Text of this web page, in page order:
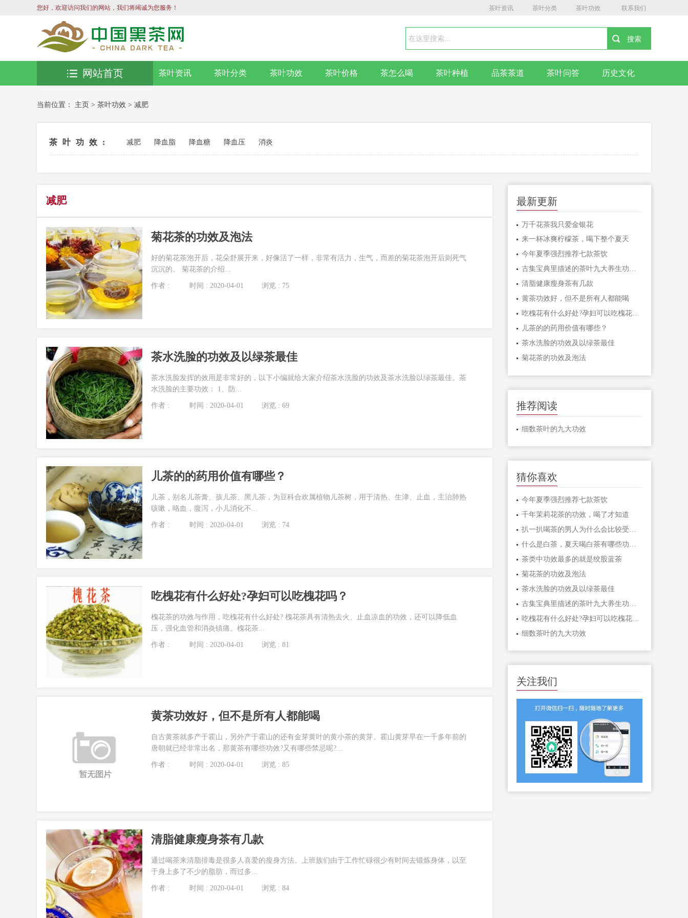
您好，欢迎访问我们的网站，我们将竭诚为您服务！ 茶叶资讯 茶叶分类 茶叶功效 联系我们
茶叶资讯 茶叶分类 茶叶功效 茶叶价格 茶怎么喝 茶叶种植 品茶茶道 茶叶问答 历史文化
网站首页
当前位置： 主页 > 茶叶功效 > 减肥
茶叶功效: 减肥 降血脂 降血糖 降血压 消炎
减肥
菊花茶的功效及泡法
好的菊花茶泡开后，花朵舒展开来，好像活了一样，非常有活力，生气，而差的菊花茶泡开后则死气
沉沉的。 菊花茶的介绍...
作者 : 时间 : 2020-04-01 浏览 : 75
茶水洗脸的功效及以绿茶最佳
茶水洗脸发挥的效用是非常好的，以下小编就给大家介绍茶水洗脸的功效及茶水洗脸以绿茶最佳。茶
水洗脸的主要功效： 1、防...
作者 : 时间 : 2020-04-01 浏览 : 69
儿茶的的药用价值有哪些？
儿茶，别名儿茶膏、孩儿茶、黑儿茶，为豆科合欢属植物儿茶树，用于清热、生津、止血，主治肺热
咳嗽，咯血，腹泻，小儿消化不...
作者 : 时间 : 2020-04-01 浏览 : 74
吃槐花有什么好处?孕妇可以吃槐花吗？
槐花茶的功效与作用，吃槐花有什么好处? 槐花茶具有清热去火、止血凉血的功效，还可以降低血
压，强化血管和消炎镇痛。槐花茶...
作者 : 时间 : 2020-04-01 浏览 : 81
黄茶功效好，但不是所有人都能喝
自古黄茶就多产于霍山，另外产于霍山的还有金芽黄叶的黄小茶的黄芽。霍山黄芽早在一千多年前的
唐朝就已经非常出名，那黄茶有哪些功效?又有哪些禁忌呢?...
作者 : 时间 : 2020-04-01 浏览 : 85
清脂健康瘦身茶有几款
通过喝茶来清脂排毒是很多人喜爱的瘦身方法。上班族们由于工作忙碌很少有时间去锻炼身体，以至
于身上多了不少的脂肪，而过多...
作者 : 时间 : 2020-04-01 浏览 : 84
最新更新
万千花茶我只爱金银花
来一杯冰爽柠檬茶，喝下整个夏天
今年夏季强烈推荐七款茶饮
古集宝典里描述的茶叶九大养生功效！
清脂健康瘦身茶有几款
黄茶功效好，但不是所有人都能喝
吃槐花有什么好处?孕妇可以吃槐花吗？
儿茶的的药用价值有哪些？
茶水洗脸的功效及以绿茶最佳
菊花茶的功效及泡法
推荐阅读
细数茶叶的九大功效
猜你喜欢
今年夏季强烈推荐七款茶饮
千年茉莉花茶的功效，喝了才知道
扒一扒喝茶的男人为什么会比较受喜爱
什么是白茶，夏天喝白茶有哪些功效？
茶类中功效最多的就是绞股蓝茶
菊花茶的功效及泡法
茶水洗脸的功效及以绿茶最佳
吃槐花有什么好处?孕妇可以吃槐花吗？
细数茶叶的九大功效
关注我们